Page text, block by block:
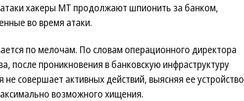
хакеры МТ продолжают шпионить за банком,
во время атаки.
по мелочам. По словам операционного директора
после проникновения в банковскую инфраструктуру
не совершает активных действий, выясняя ее устройство
возможного хищения.